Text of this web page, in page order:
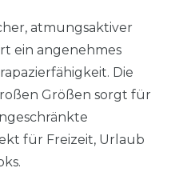
atmungsaktiver
ein angenehmes
Die
Größen sorgt für
für Freizeit, Urlaub